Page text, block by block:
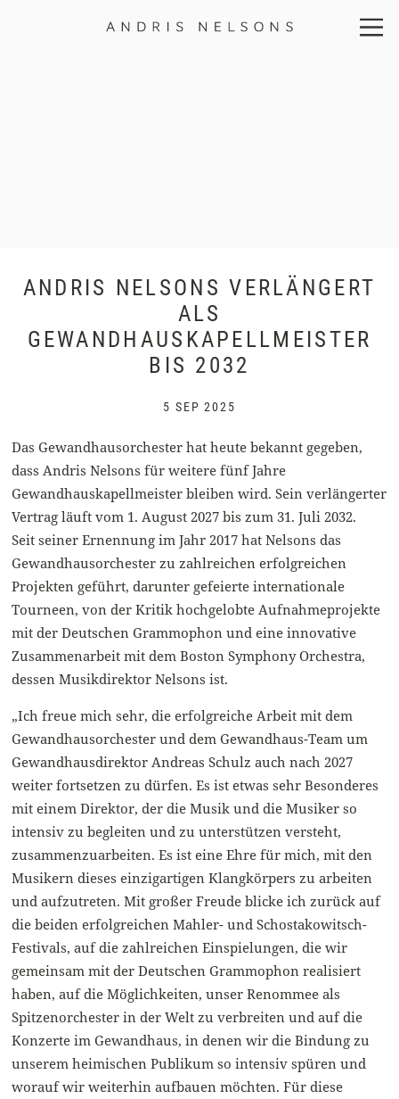
ANDRIS NELSONS VERLÄNGERT
ALS
GEWANDHAUSKAPELLMEISTER
BIS 2032
5 SEP 2025
Das Gewandhausorchester hat heute bekannt gegeben,
dass Andris Nelsons für weitere fünf Jahre
Gewandhauskapellmeister bleiben wird. Sein verlängerter
Vertrag läuft vom 1. August 2027 bis zum 31. Juli 2032.
Seit seiner Ernennung im Jahr 2017 hat Nelsons das
Gewandhausorchester zu zahlreichen erfolgreichen
Projekten geführt, darunter gefeierte internationale
Tourneen, von der Kritik hochgelobte Aufnahmeprojekte
mit der Deutschen Grammophon und eine innovative
Zusammenarbeit mit dem Boston Symphony Orchestra,
dessen Musikdirektor Nelsons ist.
„Ich freue mich sehr, die erfolgreiche Arbeit mit dem
Gewandhausorchester und dem Gewandhaus-Team um
Gewandhausdirektor Andreas Schulz auch nach 2027
weiter fortsetzen zu dürfen. Es ist etwas sehr Besonderes
mit einem Direktor, der die Musik und die Musiker so
intensiv zu begleiten und zu unterstützen versteht,
zusammenzuarbeiten. Es ist eine Ehre für mich, mit den
Musikern dieses einzigartigen Klangkörpers zu arbeiten
und aufzutreten. Mit großer Freude blicke ich zurück auf
die beiden erfolgreichen Mahler- und Schostakowitsch-
Festivals, auf die zahlreichen Einspielungen, die wir
gemeinsam mit der Deutschen Grammophon realisiert
haben, auf die Möglichkeiten, unser Renommee als
Spitzenorchester in der Welt zu verbreiten und auf die
Konzerte im Gewandhaus, in denen wir die Bindung zu
unserem heimischen Publikum so intensiv spüren und
worauf wir weiterhin aufbauen möchten. Für diese